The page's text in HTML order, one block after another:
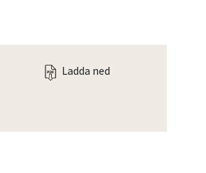
Ladda ned